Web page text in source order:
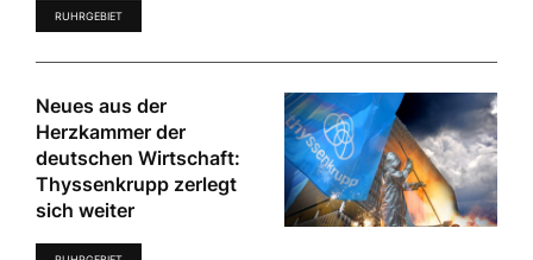
RUHRGEBIET
Neues aus der
Herzkammer der
deutschen Wirtschaft:
Thyssenkrupp zerlegt
sich weiter